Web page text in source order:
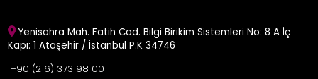
Yenisahra Mah. Fatih Cad. Bilgi Birikim Sistemleri No: 8 A İç
Kapı: 1 Ataşehir / İstanbul P.K 34746
+90 (216) 373 98 00